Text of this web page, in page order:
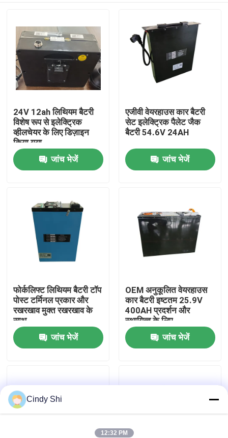
घर
हमारे बारे में
कारखाना भ्रमण
एक उद्धरण का अनुरोध करें
फोर्कलिफ्ट लिथियम बैटरी
48 वोल्ट लिथियम आयन फोर्कलिफ्ट बैटरी
24V 12ah लिथियम बैटरी
विशेष रूप से इलेक्ट्रिक
व्हीलचेयर के लिए डिज़ाइन
किया गया
जांच भेजें
एजीवी वेयरहाउस कार बैटरी
सेट इलेक्ट्रिक पैलेट जैक
बैटरी 54.6V 24AH
जांच भेजें
फोर्कलिफ्ट लिथियम बैटरी टॉप
पोस्ट टर्मिनल प्रकार और
रखरखाव मुक्त रखरखाव के
साथ
जांच भेजें
OEM अनुकूलित वेयरहाउस
कार बैटरी इष्टतम 25.9V
400AH प्रदर्शन और
स्थायित्व के लिए
जांच भेजें
Cindy Shi
12:32 PM